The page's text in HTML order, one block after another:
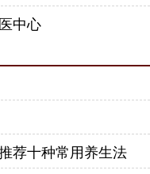
中心
荐十种常用养生法